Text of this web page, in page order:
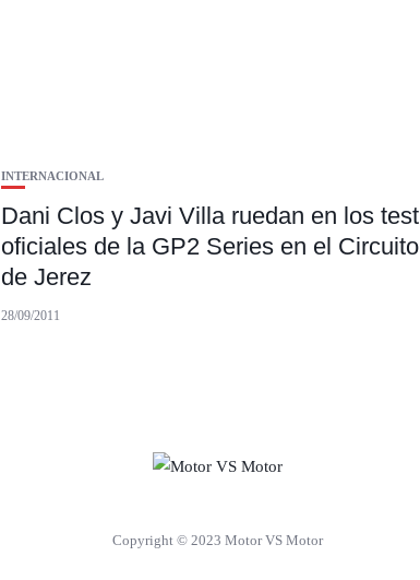
INTERNACIONAL
Dani Clos y Javi Villa ruedan en los test
oficiales de la GP2 Series en el Circuito
de Jerez
28/09/2011
Copyright © 2023 Motor VS Motor